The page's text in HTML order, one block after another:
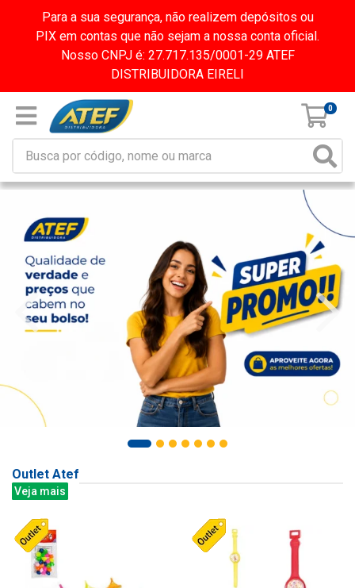
Para a sua segurança, não realizem depósitos ou
PIX em contas que não sejam a nossa conta oficial.
Nosso CNPJ é: 27.717.135/0001-29 ATEF
DISTRIBUIDORA EIRELI
0
Outlet Atef
Veja mais